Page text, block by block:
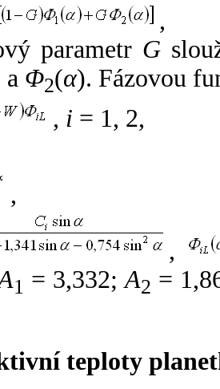
,
parametr G
Φ2(α). Fázovou
, i = 1, 2,
,
,
1 = 3,332;A2 =
teploty